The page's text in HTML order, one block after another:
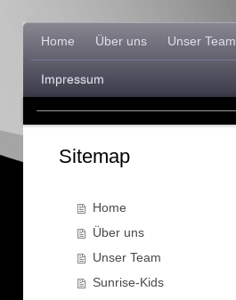
Home Über uns Unser Team
Impressum
Sitemap
Home
Über uns
Unser Team
Sunrise-Kids